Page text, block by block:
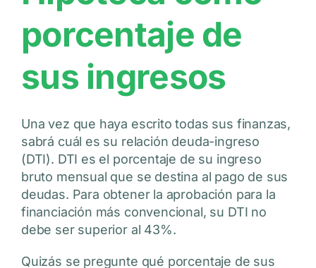
porcentaje de
sus ingresos
Una vez que haya escrito todas sus finanzas,
sabrá cuál es su relación deuda-ingreso
(DTI). DTI es el porcentaje de su ingreso
bruto mensual que se destina al pago de sus
deudas. Para obtener la aprobación para la
financiación más convencional, su DTI no
debe ser superior al 43%.
Quizás se pregunte qué porcentaje de sus